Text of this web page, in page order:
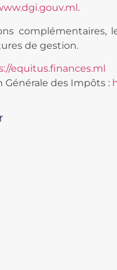
.
complémentaires,
de gestion.
equitus.finances.ml
Générale des Impôts :